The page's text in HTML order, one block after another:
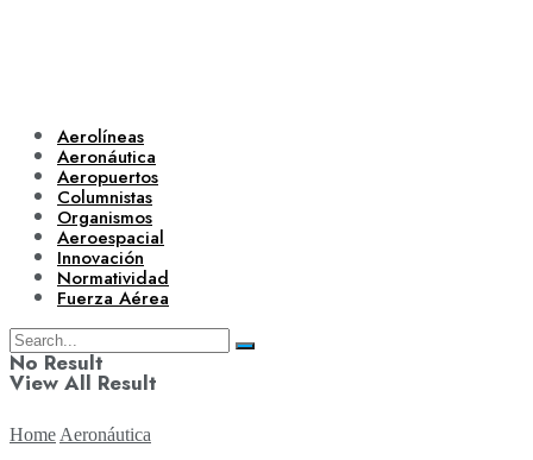
Aerolíneas
Aeronáutica
Aeropuertos
Columnistas
Organismos
Aeroespacial
Innovación
Normatividad
Fuerza Aérea
No Result
View All Result
Home Aeronáutica